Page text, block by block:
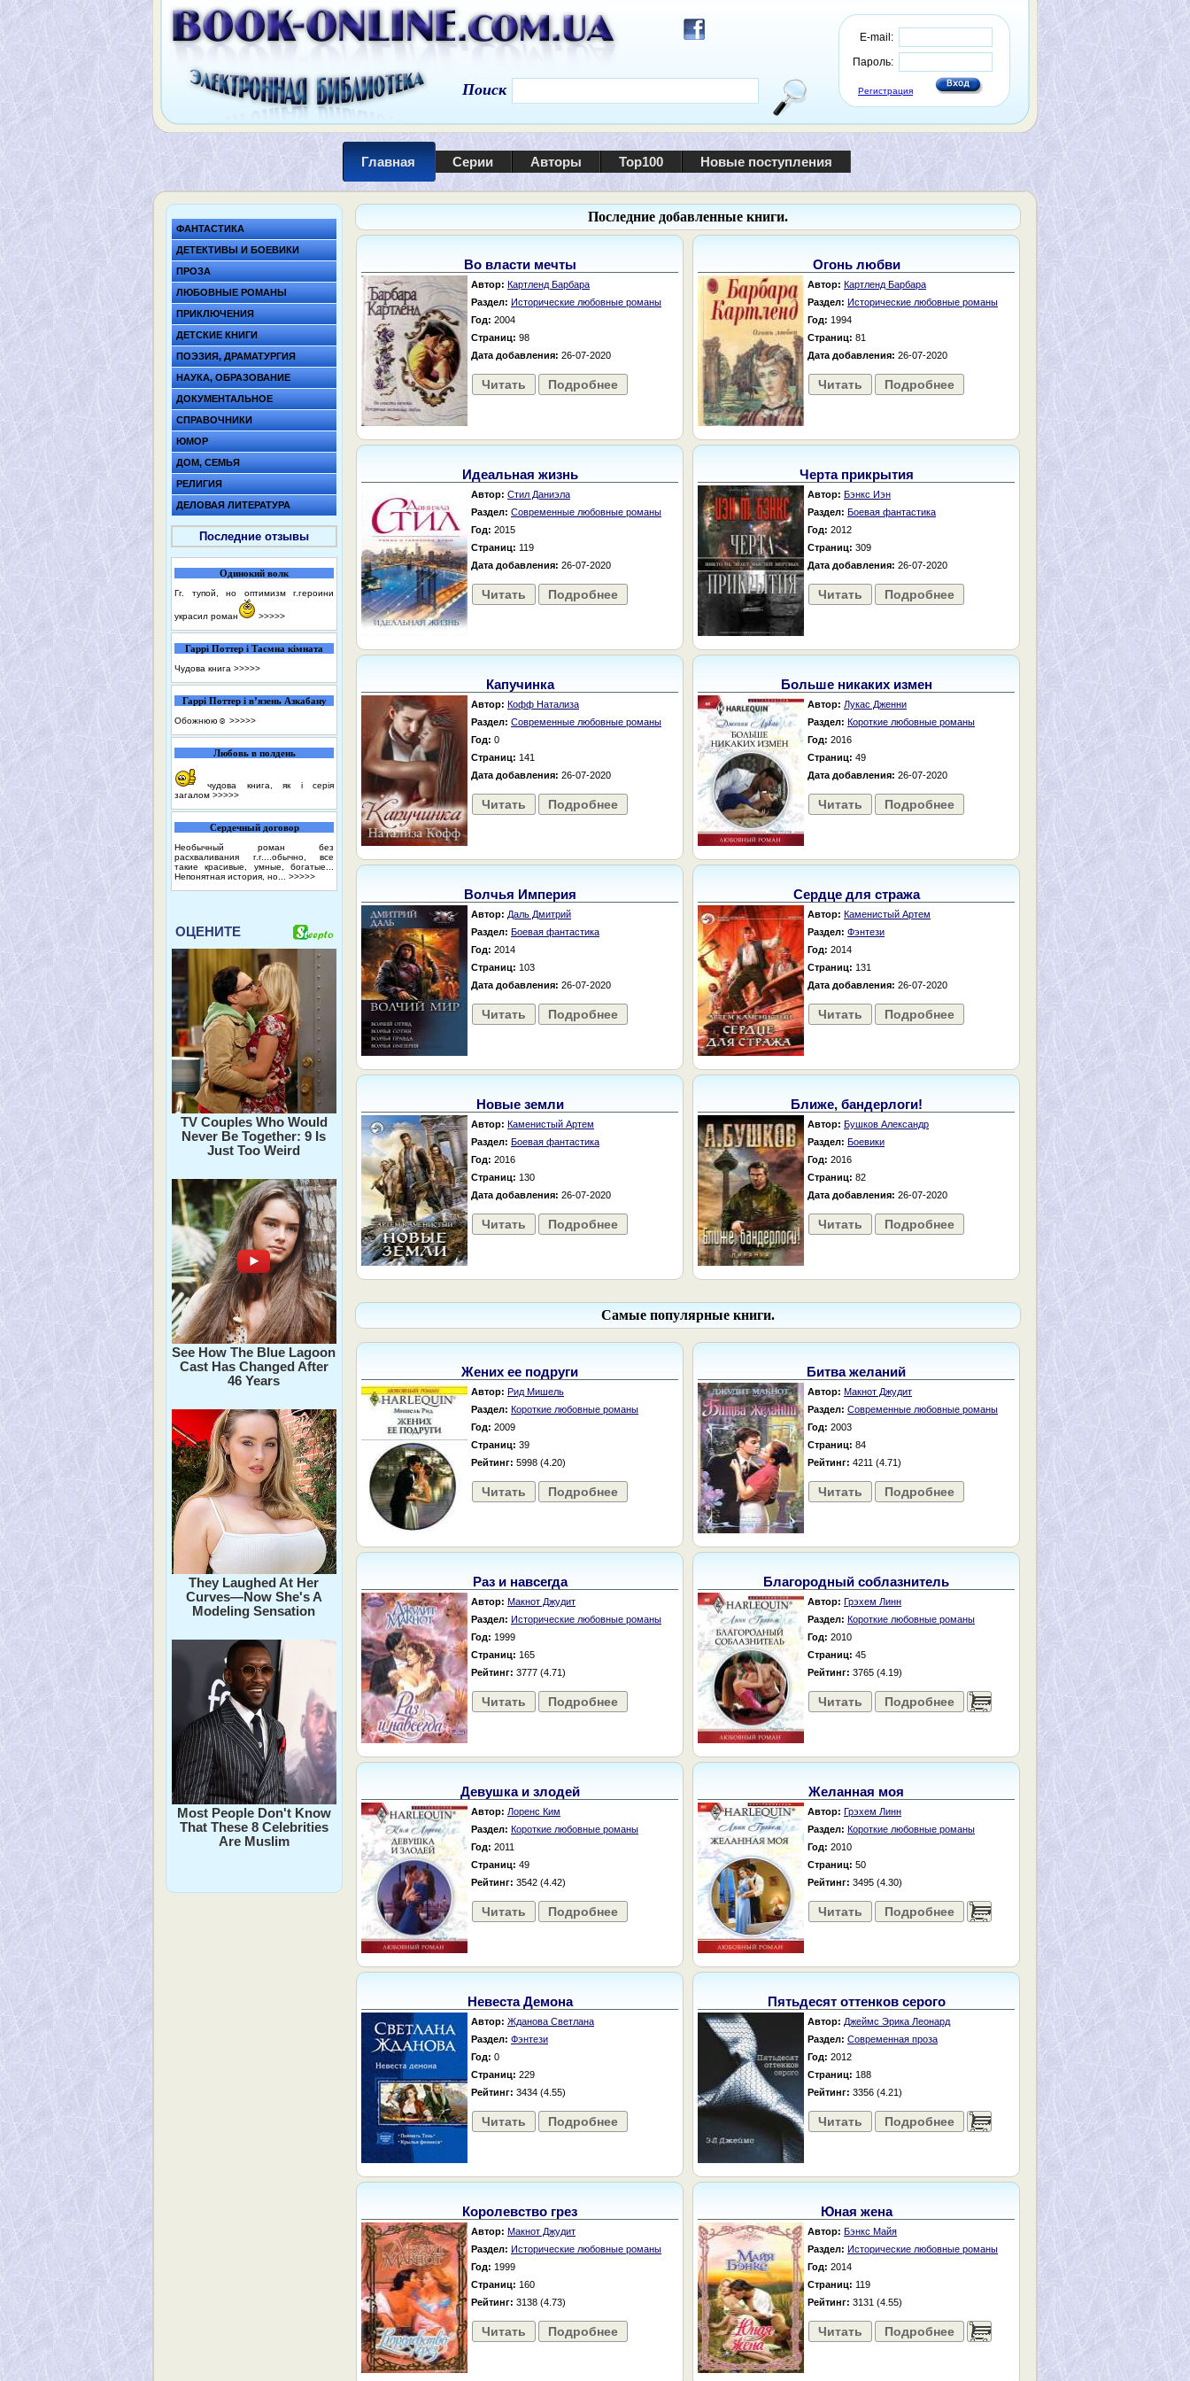
E-mail:
Пароль:
Регистрация
Поиск
Главная Серии Авторы Top100 Новые поступления
ФАНТАСТИКА
ДЕТЕКТИВЫ И БОЕВИКИ
ПРОЗА
ЛЮБОВНЫЕ РОМАНЫ
ПРИКЛЮЧЕНИЯ
ДЕТСКИЕ КНИГИ
ПОЭЗИЯ, ДРАМАТУРГИЯ
НАУКА, ОБРАЗОВАНИЕ
ДОКУМЕНТАЛЬНОЕ
СПРАВОЧНИКИ
ЮМОР
ДОМ, СЕМЬЯ
РЕЛИГИЯ
ДЕЛОВАЯ ЛИТЕРАТУРА
Последние отзывы
Одинокий волк
Гг. тупой, но оптимизм г.героини
украсил роман >>>>>
Гаррі Поттер і Таємна кімната
Чудова книга >>>>>
Гаррі Поттер і в’язень Азкабану
Обожнюю☺️ >>>>>
Любовь в полдень
чудова книга, як і серія
загалом >>>>>
Сердечный договор
Необычный роман без
расхваливания г.г....обычно, все
такие красивые, умные, богатые...
Непонятная история, но... >>>>>
ОЦЕНИТЕ
TV Couples Who Would
Never Be Together: 9 Is
Just Too Weird
See How The Blue Lagoon
Cast Has Changed After
46 Years
They Laughed At Her
Curves—Now She's A
Modeling Sensation
Most People Don't Know
That These 8 Celebrities
Are Muslim
Последние добавленные книги.
Во власти мечты
Автор: Картленд Барбара
Раздел: Исторические любовные романы
Год: 2004
Страниц: 98
Дата добавления: 26-07-2020
Читать Подробнее
Огонь любви
Автор: Картленд Барбара
Раздел: Исторические любовные романы
Год: 1994
Страниц: 81
Дата добавления: 26-07-2020
Читать Подробнее
Идеальная жизнь
Автор: Стил Даниэла
Раздел: Современные любовные романы
Год: 2015
Страниц: 119
Дата добавления: 26-07-2020
Читать Подробнее
Черта прикрытия
Автор: Бэнкс Иэн
Раздел: Боевая фантастика
Год: 2012
Страниц: 309
Дата добавления: 26-07-2020
Читать Подробнее
Капучинка
Автор: Кофф Натализа
Раздел: Современные любовные романы
Год: 0
Страниц: 141
Дата добавления: 26-07-2020
Читать Подробнее
Больше никаких измен
Автор: Лукас Дженни
Раздел: Короткие любовные романы
Год: 2016
Страниц: 49
Дата добавления: 26-07-2020
Читать Подробнее
Волчья Империя
Автор: Даль Дмитрий
Раздел: Боевая фантастика
Год: 2014
Страниц: 103
Дата добавления: 26-07-2020
Читать Подробнее
Сердце для стража
Автор: Каменистый Артем
Раздел: Фэнтези
Год: 2014
Страниц: 131
Дата добавления: 26-07-2020
Читать Подробнее
Новые земли
Автор: Каменистый Артем
Раздел: Боевая фантастика
Год: 2016
Страниц: 130
Дата добавления: 26-07-2020
Читать Подробнее
Ближе, бандерлоги!
Автор: Бушков Александр
Раздел: Боевики
Год: 2016
Страниц: 82
Дата добавления: 26-07-2020
Читать Подробнее
Самые популярные книги.
Жених ее подруги
Автор: Рид Мишель
Раздел: Короткие любовные романы
Год: 2009
Страниц: 39
Рейтинг: 5998 (4.20)
Читать Подробнее
Битва желаний
Автор: Макнот Джудит
Раздел: Современные любовные романы
Год: 2003
Страниц: 84
Рейтинг: 4211 (4.71)
Читать Подробнее
Раз и навсегда
Автор: Макнот Джудит
Раздел: Исторические любовные романы
Год: 1999
Страниц: 165
Рейтинг: 3777 (4.71)
Читать Подробнее
Благородный соблазнитель
Автор: Грэхем Линн
Раздел: Короткие любовные романы
Год: 2010
Страниц: 45
Рейтинг: 3765 (4.19)
Читать Подробнее ......
Девушка и злодей
Автор: Лоренс Ким
Раздел: Короткие любовные романы
Год: 2011
Страниц: 49
Рейтинг: 3542 (4.42)
Читать Подробнее
Желанная моя
Автор: Грэхем Линн
Раздел: Короткие любовные романы
Год: 2010
Страниц: 50
Рейтинг: 3495 (4.30)
Читать Подробнее ......
Невеста Демона
Автор: Жданова Светлана
Раздел: Фэнтези
Год: 0
Страниц: 229
Рейтинг: 3434 (4.55)
Читать Подробнее
Пятьдесят оттенков серого
Автор: Джеймс Эрика Леонард
Раздел: Современная проза
Год: 2012
Страниц: 188
Рейтинг: 3356 (4.21)
Читать Подробнее ......
Королевство грез
Автор: Макнот Джудит
Раздел: Исторические любовные романы
Год: 1999
Страниц: 160
Рейтинг: 3138 (4.73)
Читать Подробнее
Юная жена
Автор: Бэнкс Майя
Раздел: Исторические любовные романы
Год: 2014
Страниц: 119
Рейтинг: 3131 (4.55)
Читать Подробнее ......